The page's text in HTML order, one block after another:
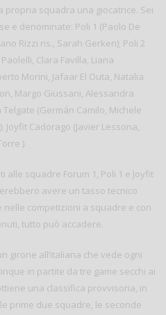
propria squadra una giocatrice. Sei
e denominate: Poli 1 (Paolo De
Rizzi ris., Sarah Gerken); Poli 2
Clara Favilla, Liana
Morini, Jafaar El Outa, Natalia
Margo Giussani, Alessandra
(Germán Camilo, Michele
Cadorago (Javier Lessona,
).
squadre Forum 1, Poli 1 e Joyfit
avere un tasso tecnico
competizioni a squadre e con
tutto può accadere.
girone all’italiana che vede ogni
in partite da tre game secchi ai
una classifica provvisoria, in
prime due squadre, le seconde